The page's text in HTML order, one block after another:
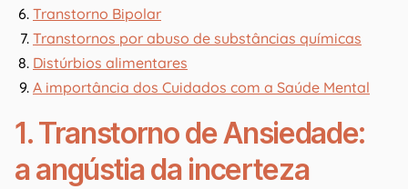
Transtorno Bipolar
Transtornos por abuso de substâncias químicas
Distúrbios alimentares
A importância dos Cuidados com a Saúde Mental
1. Transtorno de Ansiedade:
a angústia da incerteza